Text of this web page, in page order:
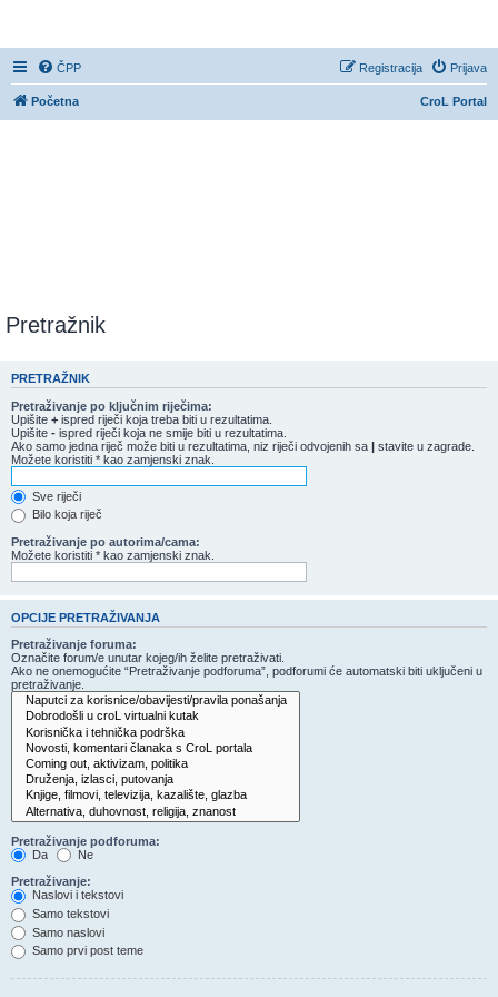
ČPP Prijava
Registracija
CroL Portal
Početna
Pretražnik
PRETRAŽNIK
Pretraživanje po ključnim riječima:
Upišite + ispred riječi koja treba biti u rezultatima.
Upišite - ispred riječi koja ne smije biti u rezultatima.
Ako samo jedna riječ može biti u rezultatima, niz riječi odvojenih sa | stavite u zagrade.
Možete koristiti * kao zamjenski znak.
Sve riječi
Bilo koja riječ
Pretraživanje po autorima/cama:
Možete koristiti * kao zamjenski znak.
OPCIJE PRETRAŽIVANJA
Pretraživanje foruma:
Označite forum/e unutar kojeg/ih želite pretraživati.
Ako ne onemogućite “Pretraživanje podforuma”, podforumi će automatski biti uključeni u
pretraživanje.
Pretraživanje podforuma:
Da
Ne
Pretraživanje:
Naslovi i tekstovi
Samo tekstovi
Samo naslovi
Samo prvi post teme